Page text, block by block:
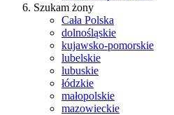
Szukam żony
Cała Polska
dolnośląskie
kujawsko-pomorskie
lubelskie
lubuskie
łódzkie
małopolskie
mazowieckie